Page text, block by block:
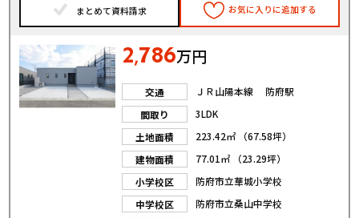
まとめて資料請求 お気に入りに追加する
2,786万円
交通
ＪＲ山陽本線 防府駅
間取り
3LDK
土地面積
223.42㎡ （67.58坪）
建物面積
77.01㎡ （23.29坪）
小学校区
防府市立華城小学校
中学校区
防府市立桑山中学校